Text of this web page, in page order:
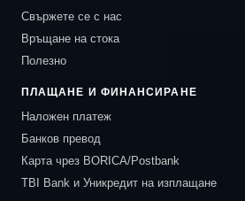
Свържете се с нас
Връщане на стока
Полезно
ПЛАЩАНЕ И ФИНАНСИРАНЕ
Наложен платеж
Банков превод
Карта чрез BORICA/Postbank
TBI Bank и Уникредит на изплащане